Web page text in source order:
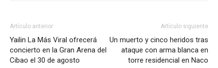
Artículo anterior
Yailin La Más Viral ofrecerá
concierto en la Gran Arena del
Cibao el 30 de agosto
Artículo siguiente
Un muerto y cinco heridos tras
ataque con arma blanca en
torre residencial en Naco